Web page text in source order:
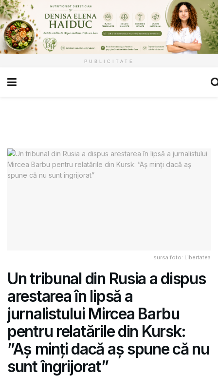
PUBLICITATE
sursa foto: Libertatea
Un tribunal din Rusia a dispus
arestarea în lipsă a
jurnalistului Mircea Barbu
pentru relatările din Kursk:
”Aș minți dacă aș spune că nu
sunt îngrijorat”